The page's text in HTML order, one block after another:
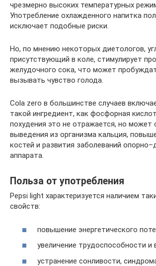
чрезмерно высоких температурных
Употребление охлажденного напитка
исключает подобные риски.
Но, по мнению некоторых диетологов,
присутствующий в коле, стимулирует
желудочного сока, что может
вызывать чувство голода.
Cola zero в большинстве случаев
такой ингредиент, как фосфорная
похудения это не отражается, но может
выведения из организма кальция,
костей и развития заболеваний
аппарата.
Польза от употребления
Pepsi light характеризуется наличием
свойств:
повышение энергетического
увеличение трудоспособности и
устранение сонливости,